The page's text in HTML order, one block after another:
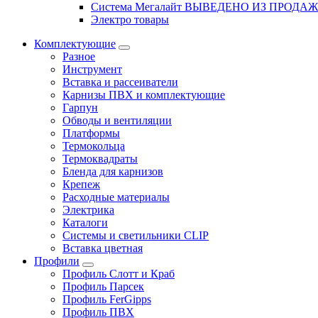
Система Мегалайт ВЫВЕДЕНО ИЗ
Электро товары
Комплектующие
Разное
Инструмент
Вставка и рассеиватели
Карнизы ПВХ и комплектующие
Гарпун
Обводы и вентиляции
Платформы
Термокольца
Термоквадраты
Бленда для карнизов
Крепеж
Расходные материалы
Электрика
Каталоги
Системы и светильники CLIP
Вставка цветная
Профили
Профиль Слотт и Краб
Профиль Парсек
Профиль FerGipps
Профиль ПВХ